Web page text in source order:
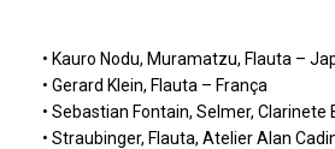
• Kauro Nodu, Muramatzu, Flauta –
• Gerard Klein, Flauta – França
• Sebastian Fontain, Selmer, Clarinete
• Straubinger, Flauta, Atelier Alan